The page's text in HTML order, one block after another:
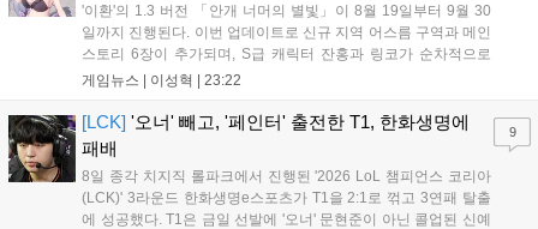
'이환'의 1.3 버전 「안개 너머의 별빛」이 8월 19일부터 9월 30
일까지 진행된다. 이번 업데이트로 신규 지역 어스름 구역과 메인
스토리 6장이 추가되며, S급 캐릭터 잔홍과 링코가 순차적으로
등장한다. 여름 시즌을 맞아 비치발리볼, 수상 오토바이 등 다채
의성도 강화된다. 8월 11일까지 사용 가능한 교환 코드 3종이 제
공되며, 상세 일정은 공식 채널을 통해 확인할 수 있다....
게임뉴스 | 이성혁 | 23:22
[LCK] '오너' 빼고, '페인터' 출전한 T1, 한화생명에
패배
8일 종각 치지직 롤파크에서 진행된 '2026 LoL 챔피언스 코리아
(LCK)' 3라운드 한화생명e스포츠가 T1을 2:1로 꺾고 3연패 탈출
에 성공했다. T1은 금일 선발에 '오너' 문현준이 아닌 콜업된 신예
9